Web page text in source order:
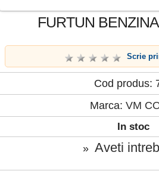
FURTUN
Scrie
Cod produs:
Marca: VM
In stoc
» Aveti